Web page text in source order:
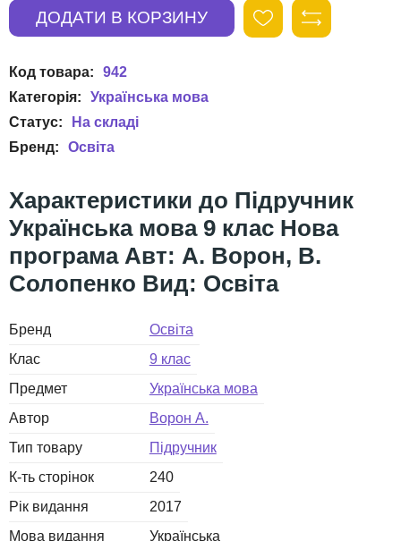
942
Українська мова
Освіта
Підручник
Українська мова 9 клас Нова
програма Авт: А. Ворон, В.
Солопенко Вид: Освіта
Бренд
Освіта
Клас
9 клас
Предмет
Українська мова
Автор
Ворон А.
Тип товару
Підручник
К-ть сторінок
240
Рік видання
2017
Мова видання
Українська